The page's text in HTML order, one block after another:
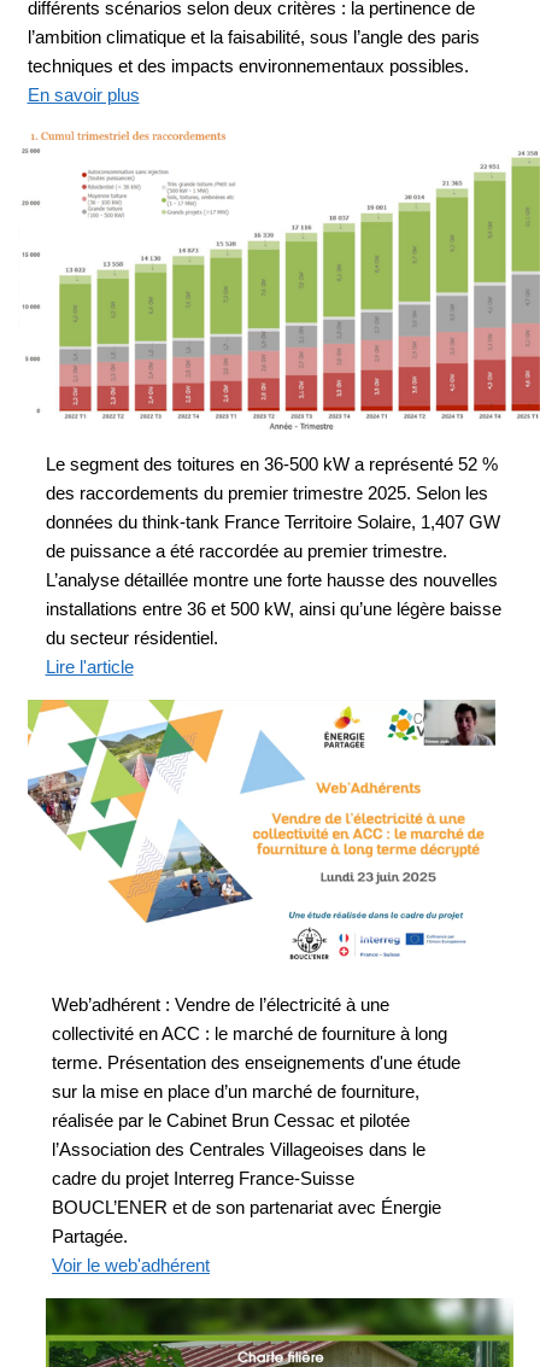
différents scénarios selon deux critères : la pertinence de
l’ambition climatique et la faisabilité, sous l’angle des paris
techniques et des impacts environnementaux possibles.
En savoir plus
Le segment des toitures en 36-500 kW a représenté 52 %
des raccordements du premier trimestre 2025. Selon les
données du think-tank France Territoire Solaire, 1,407 GW
de puissance a été raccordée au premier trimestre.
L’analyse détaillée montre une forte hausse des nouvelles
installations entre 36 et 500 kW, ainsi qu’une légère baisse
du secteur résidentiel.
Lire l'article
Web’adhérent : Vendre de l’électricité à une
collectivité en ACC : le marché de fourniture à long
terme. Présentation des enseignements d'une étude
sur la mise en place d’un marché de fourniture,
réalisée par le Cabinet Brun Cessac et pilotée
l’Association des Centrales Villageoises dans le
cadre du projet Interreg France-Suisse
BOUCL’ENER et de son partenariat avec Énergie
Partagée.
Voir le web'adhérent